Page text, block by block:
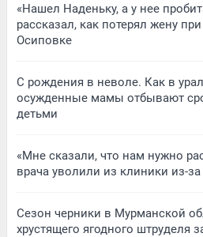
«Нашел Наденьку, а у нее
рассказал, как потерял жену
Осиповке
С рождения в неволе. Как в
осужденные мамы отбывают
детьми
«Мне сказали, что нам нужно
врача уволили из клиники из-
Сезон черники в Мурманской
хрустящего ягодного штруделя